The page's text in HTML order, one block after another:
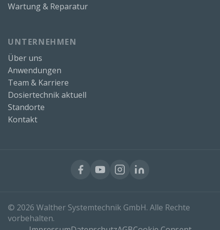
Wartung & Reparatur
UNTERNEHMEN
Über uns
Anwendungen
Team & Karriere
Dosiertechnik aktuell
Standorte
Kontakt
© 2026 Walther Systemtechnik GmbH. Alle Rechte
vorbehalten.